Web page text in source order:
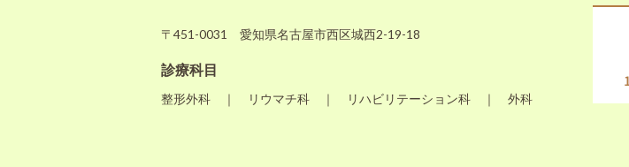
〒451-0031 愛知県名古屋市西区城西2-19-18
診療科目
整形外科 ｜ リウマチ科 ｜ リハビリテーション科 ｜ 外科